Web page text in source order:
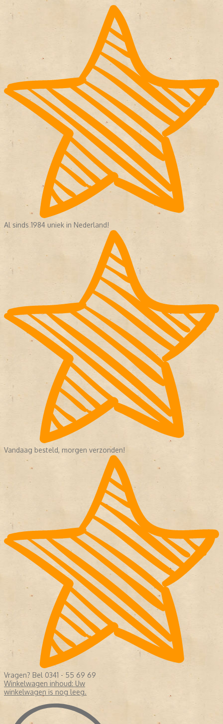
Al sinds 1984 uniek in Nederland!
Vandaag besteld, morgen verzonden!
Vragen? Bel 0341 - 55 69 69
Winkelwagen inhoud: Uw
winkelwagen is nog leeg.